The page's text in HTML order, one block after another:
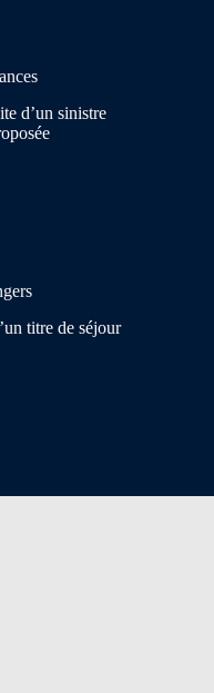
d’un sinistre
titre de séjour